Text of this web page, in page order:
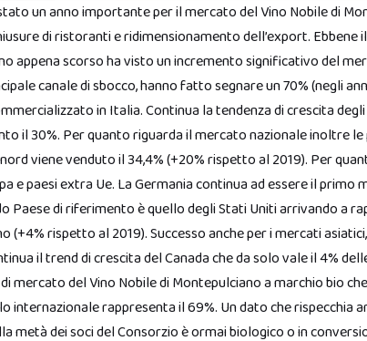
un anno importante per il mercato del Vino Nobile di
di ristoranti e ridimensionamento dell’export. Ebbene
appena scorso ha visto un incremento significativo del
canale di sbocco, hanno fatto segnare un 70% (negli
in Italia. Continua la tendenza di crescita
il 30%. Per quanto riguarda il mercato nazionale inoltre
viene venduto il 34,4% (+20% rispetto al 2019). Per
e paesi extra Ue. La Germania continua ad essere il primo
Paese di riferimento è quello degli Stati Uniti arrivando a
(+4% rispetto al 2019). Successo anche per i mercati
il trend di crescita del Canada che da solo vale il 4%
mercato del Vino Nobile di Montepulciano a marchio bio
internazionale rappresenta il 69%. Un dato che rispecchia
metà dei soci del Consorzio è ormai biologico o in